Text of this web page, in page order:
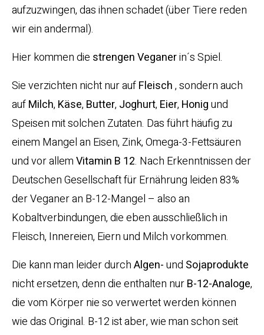
aufzuzwingen, das ihnen schadet (über Tiere reden
wir ein andermal).
Hier kommen die strengen Veganerin´s Spiel.
Sie verzichten nicht nur aufFleisch, sondern auch
aufMilch, Käse, Butter, Joghurt, Eier, Honigund
Speisen mit solchen Zutaten. Das führt häufig zu
einem Mangel an Eisen, Zink, Omega-3-Fettsäuren
und vor allemVitamin B 12. Nach Erkenntnissen der
Deutschen Gesellschaft für Ernährung leiden 83%
der Veganer an B-12-Mangel – also an
Kobaltverbindungen, die eben ausschließlich in
Fleisch, Innereien, Eiern und Milch vorkommen.
Die kann man leider durchAlgen-und Sojaprodukte
nicht ersetzen, denn die enthalten nurB-12-Analoge,
die vom Körper nie so verwertet werden können
wie das Original. B-12 ist aber, wie man schon seit